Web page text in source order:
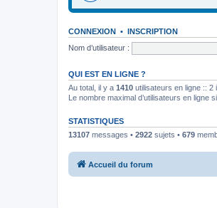
CONNEXION • INSCRIPTION
Nom d’utilisateur :
QUI EST EN LIGNE ?
Au total, il y a 1410 utilisateurs en ligne :: 2
Le nombre maximal d’utilisateurs en ligne
STATISTIQUES
13107 messages • 2922 sujets • 679
Accueil du forum